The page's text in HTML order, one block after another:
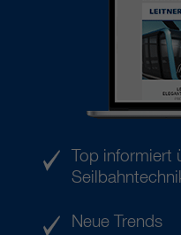
Top informiert
Neue Trends